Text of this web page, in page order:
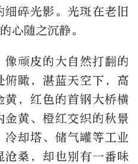
碎光影。光斑在老旧
心随之沉静。
顽皮的大自然打翻的
俯瞰，湛蓝天空下，高
，红色的首钢大桥横
黄、橙红交织的秋景
却塔、储气罐等工业
沧桑，却也别有一番味